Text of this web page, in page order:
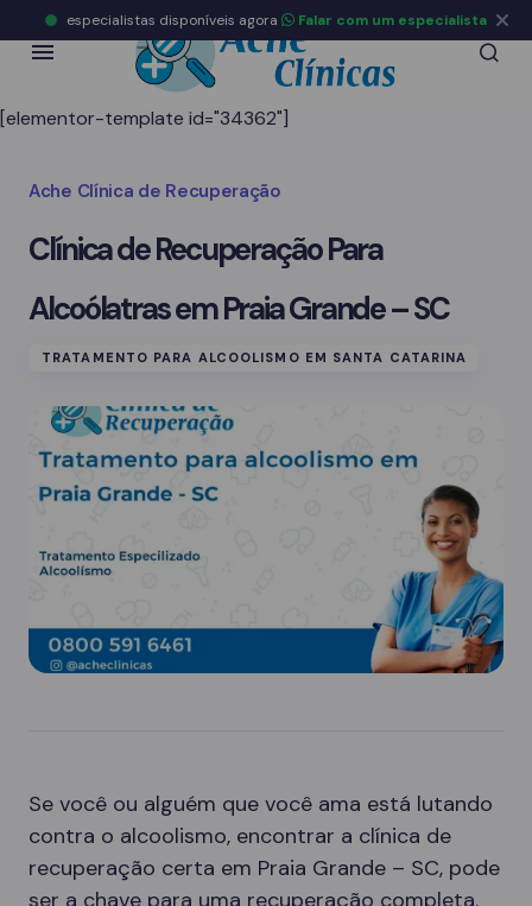
[elementor-template id="34362"]
Ache Clínica de Recuperação
Clínica de Recuperação Para
Alcoólatras em Praia Grande – SC
TRATAMENTO PARA ALCOOLISMO EM SANTA CATARINA
Se você ou alguém que você ama está lutando
contra o alcoolismo, encontrar a clínica de
recuperação certa em Praia Grande – SC, pode
ser a chave para uma recuperação completa.
especialistas disponíveis agora Falar com um especialista